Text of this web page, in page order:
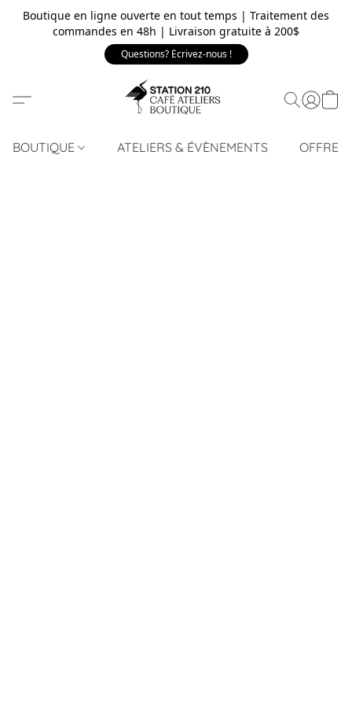
Boutique en ligne ouverte en tout temps | Traitement des
commandes en 48h | Livraison gratuite à 200$
Questions? Écrivez-nous !
BOUTIQUE ATELIERS & ÉVÈNEMENTS OFFRE